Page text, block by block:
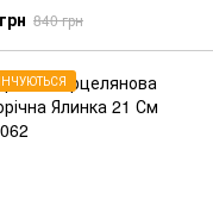
840 грн